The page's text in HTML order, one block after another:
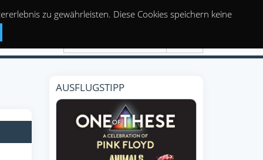
AUSFLUGSTIPP
zu gewährleisten. Diese Cookies speichern keine